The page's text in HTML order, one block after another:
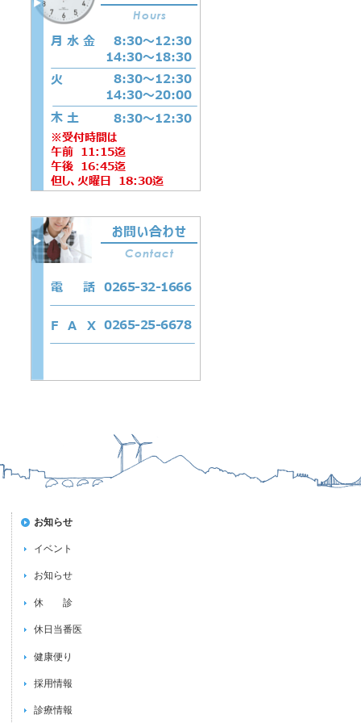
お知らせ
イベント
お知らせ
休 診
休日当番医
健康便り
採用情報
診療情報